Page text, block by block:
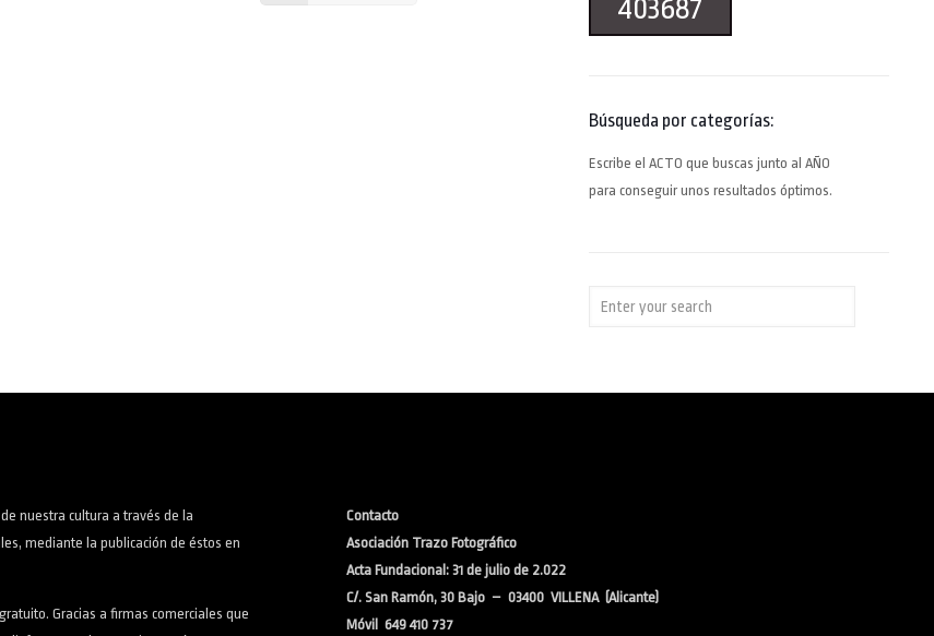
403687
Búsqueda por categorías:
Escribe el ACTO que buscas junto al AÑO
para conseguir unos resultados óptimos.
nuestra cultura a través de la
mediante la publicación de éstos en
Gracias a firmas comerciales que
Contacto
Asociación Trazo Fotográfico
Acta Fundacional: 31 de julio de 2.022
C/. San Ramón, 30 Bajo – 03400 VILLENA (Alicante)
Móvil 649 410 737